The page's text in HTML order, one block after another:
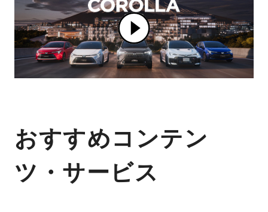
おすすめコンテン
ツ・サービス